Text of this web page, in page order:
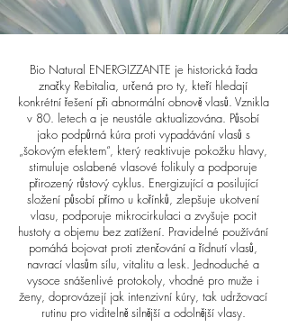
Bio Natural ENERGIZZANTE je historická řada
značky Rebitalia, určená pro ty, kteří hledají
konkrétní řešení při abnormální obnově vlasů. Vznikla
v 80. letech a je neustále aktualizována. Působí
jako podpůrná kúra proti vypadávání vlasů s
„šokovým efektem“, který reaktivuje pokožku hlavy,
stimuluje oslabené vlasové folikuly a podporuje
přirozený růstový cyklus. Energizující a posilující
složení působí přímo u kořínků, zlepšuje ukotvení
vlasu, podporuje mikrocirkulaci a zvyšuje pocit
hustoty a objemu bez zatížení. Pravidelné používání
pomáhá bojovat proti ztenčování a řídnutí vlasů,
navrací vlasům sílu, vitalitu a lesk. Jednoduché a
vysoce snášenlivé protokoly, vhodné pro muže i
ženy, doprovázejí jak intenzivní kúry, tak udržovací
rutinu pro viditelně silnější a odolnější vlasy.